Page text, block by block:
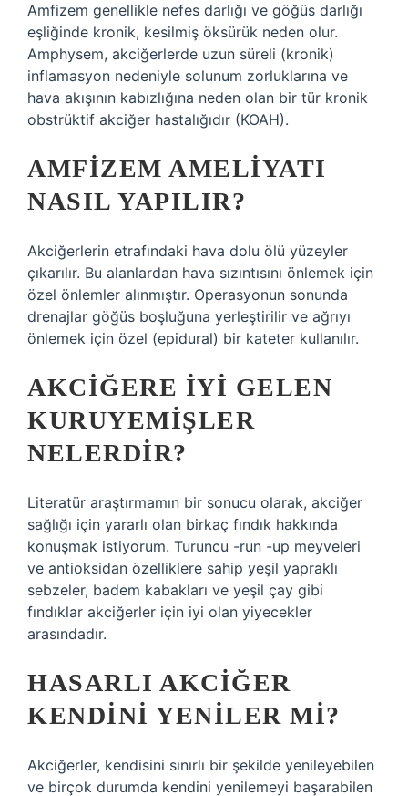
Amfizem genellikle nefes darlığı ve göğüs darlığı
eşliğinde kronik, kesilmiş öksürük neden olur.
Amphysem, akciğerlerde uzun süreli (kronik)
inflamasyon nedeniyle solunum zorluklarına ve
hava akışının kabızlığına neden olan bir tür kronik
obstrüktif akciğer hastalığıdır (KOAH).
AMFIZEM AMELIYATI
NASIL YAPILIR?
Akciğerlerin etrafındaki hava dolu ölü yüzeyler
çıkarılır. Bu alanlardan hava sızıntısını önlemek için
özel önlemler alınmıştır. Operasyonun sonunda
drenajlar göğüs boşluğuna yerleştirilir ve ağrıyı
önlemek için özel (epidural) bir kateter kullanılır.
AKCIĞERE IYI GELEN
KURUYEMIŞLER
NELERDIR?
Literatür araştırmamın bir sonucu olarak, akciğer
sağlığı için yararlı olan birkaç fındık hakkında
konuşmak istiyorum. Turuncu -run -up meyveleri
ve antioksidan özelliklere sahip yeşil yapraklı
sebzeler, badem kabakları ve yeşil çay gibi
fındıklar akciğerler için iyi olan yiyecekler
arasındadır.
HASARLI AKCIĞER
KENDINI YENILER MI?
Akciğerler, kendisini sınırlı bir şekilde yenileyebilen
ve birçok durumda kendini yenilemeyi başarabilen